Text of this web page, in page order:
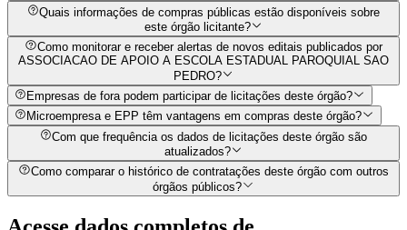
Quais informações de compras públicas estão disponíveis sobre
este órgão licitante?
Como monitorar e receber alertas de novos editais publicados por
ASSOCIACAO DE APOIO A ESCOLA ESTADUAL PAROQUIAL SAO
PEDRO?
Empresas de fora podem participar de licitações deste órgão?
Microempresa e EPP têm vantagens em compras deste órgão?
Com que frequência os dados de licitações deste órgão são
atualizados?
Como comparar o histórico de contratações deste órgão com outros
órgãos públicos?